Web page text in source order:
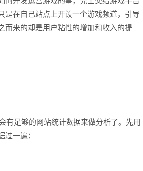
是在自己站点上开设一个游戏频道，引导
而来的却是用户粘性的增加和收入的提
有足够的网站统计数据来做分析了。先用
过一遍：